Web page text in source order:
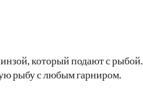
который подают с рыбой.
рыбу с любым гарниром.